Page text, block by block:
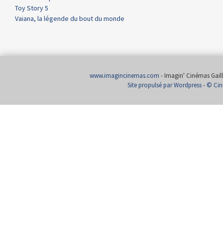
Toy Story 5
Vaiana, la légende du bout du monde
www.imagincinemas.com - Imagin' Cinémas
Site propulsé par Wordpress- ©